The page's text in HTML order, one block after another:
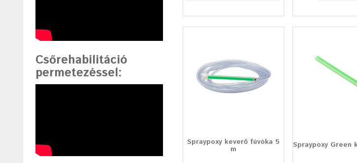
Csőrehabilitáció
permetezéssel:
Spraypoxy keverő fúvóka 5
m Spraypoxy Green